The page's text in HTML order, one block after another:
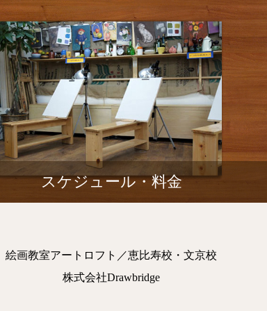
スケジュール・料金
絵画教室アートロフト／恵比寿校・文京校
株式会社Drawbridge